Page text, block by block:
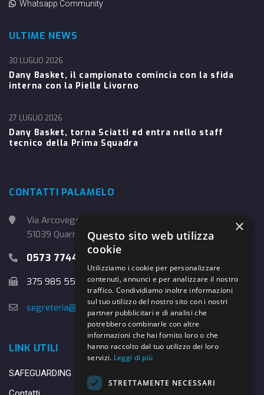
Whatsapp Community
ULTIME NEWS
Dany Basket, il campionato comincia con la sfida
interna con la Pielle Livorno
30 LUGLIO 2026
Dany Basket, torna Sciatti ed entra nello staff
tecnico della Prima Squadra
27 LUGLIO 2026
CONTATTI PALAMELO
Via Arcoveggio, 4
51039 Quarrata (PT)
0573 774457
375 985 5526
segreteria@danybasket.it
LINK UTILI
SAFEGUARDING
×
Questo sito web utilizza
cookie
Utilizziamo i cookie per personalizzare
contenuti, annunci e per analizzare il nostro
traffico. Condividiamo inoltre informazioni
sul tuo utilizzo del nostro sito con i nostri
partner pubblicitari e di analisi che
potrebbero combinarle con altre
informazioni che hai fornito loro o che
hanno raccolto dal tuo utilizzo dei loro
servizi. Leggi di più
STRETTAMENTE NECESSARI